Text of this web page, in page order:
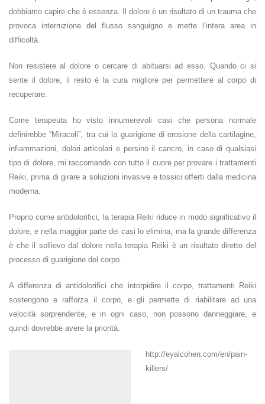
dobbiamo capire che è essenza. Il dolore è un risultato di un trauma che
provoca interruzione del flusso sanguigno e mette l’intera area in
difficoltà.
Non resistere al dolore o cercare di abituarsi ad esso. Quando ci si
sente il dolore, il resto è la cura migliore per permettere al corpo di
recuperare.
Come terapeuta ho visto innumerevoli casi che persona normale
definirebbe “Miracoli”, tra cui la guarigione di erosione della cartilagine,
infiammazioni, dolori articolari e persino il cancro, in caso di qualsiasi
tipo di dolore, mi raccomando con tutto il cuore per provare i trattamenti
Reiki, prima di girare a soluzioni invasive e tossici offerti dalla medicina
moderna.
Proprio come antidolorifici, la terapia Reiki riduce in modo significativo il
dolore, e nella maggior parte dei casi lo elimina, ma la grande differenza
è che il sollievo dal dolore nella terapia Reiki è un risultato diretto del
processo di guarigione del corpo.
A differenza di antidolorifici che intorpidire il corpo, trattamenti Reiki
sostengono e rafforza il corpo, e gli permette di riabilitare ad una
velocità sorprendente, e in ogni caso, non possono danneggiare, e
quindi dovrebbe avere la priorità.
http://eyalcohen.com/en/pain-
killers/